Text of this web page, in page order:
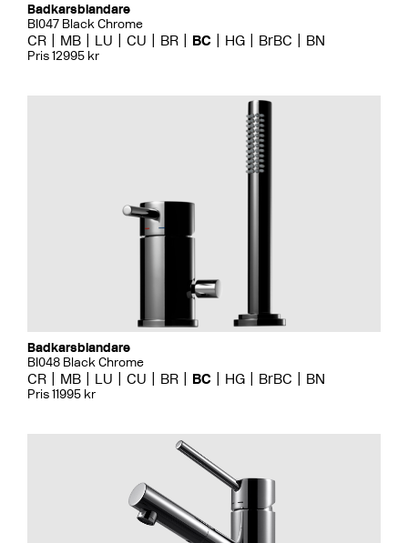
Badkarsblandare
BI047 Black Chrome
CR MB LU CU BR BC HG BrBC BN
Pris 12995 kr
Badkarsblandare
BI048 Black Chrome
CR MB LU CU BR BC HG BrBC BN
Pris 11995 kr